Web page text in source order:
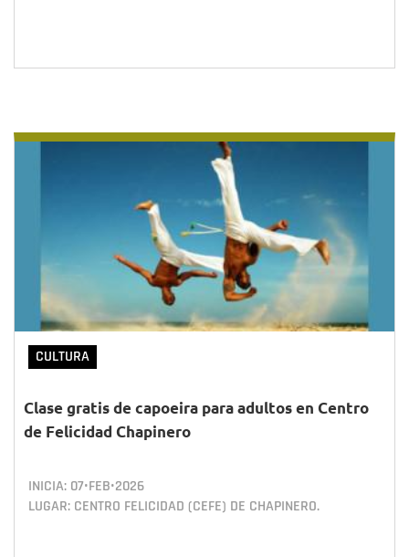
CULTURA
Clase gratis de capoeira para adultos en Centro
de Felicidad Chapinero
INICIA: 07•FEB•2026
LUGAR: CENTRO FELICIDAD (CEFE) DE CHAPINERO.